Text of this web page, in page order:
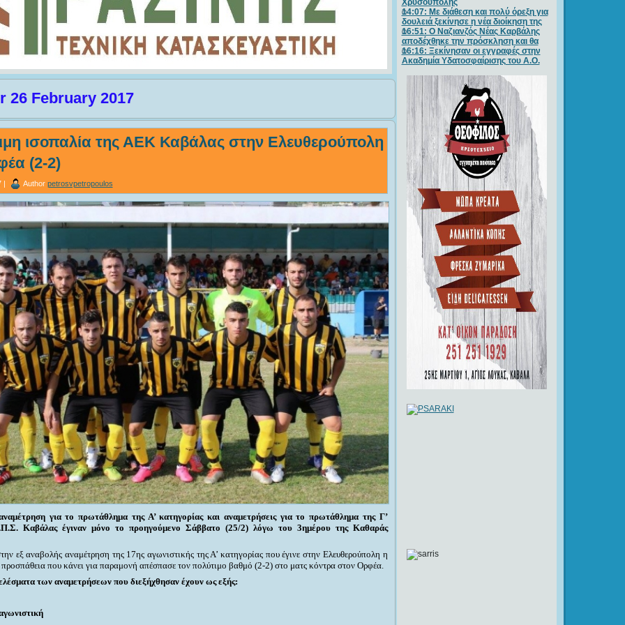
26 February 2017
ισοπαλία της ΑΕΚ Καβάλας στην Ελευθερούπολη
(2-2)
| Author petrosvpetropoulos
για το πρωτάθλημα της Α’ κατηγορίας και αναμετρήσεις για το πρωτάθλημα της Γ’
Καβάλας έγιναν μόνο το προηγούμενο Σάββατο (25/2) λόγω του 3ημέρου της Καθαράς
εξ αναβολής αναμέτρηση της 17ης αγωνιστικής της Α’ κατηγορίας που έγινε στην Ελευθερούπολη η
που κάνει για παραμονή απέσπασε τον πολύτιμο βαθμό (2-2) στο ματς κόντρα στον Ορφέα.
των αναμετρήσεων που διεξήχθησαν έχουν ως εξής:
Χρυσούπολης
14:07: Με διάθεση και πολύ όρεξη για
δουλειά ξεκίνησε η νέα διοίκηση της
16:51: Ο Ναζιανζός Νέας Καρβάλης
αποδέχθηκε την πρόσκληση και θα
16:16: Ξεκίνησαν οι εγγραφές στην
Ακαδημία Υδατοσφαίρισης του Α.Ο.